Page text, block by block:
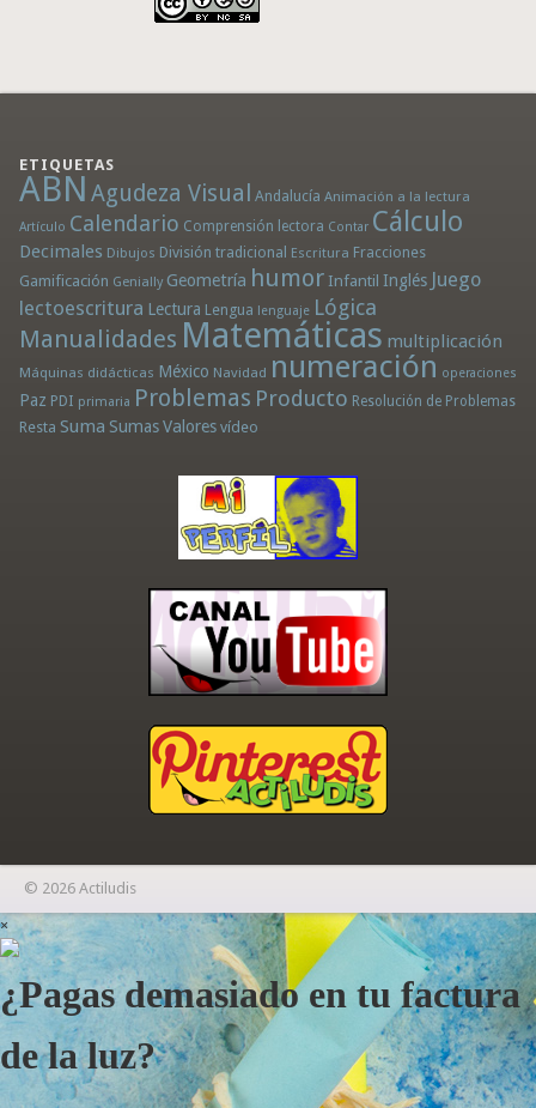
ETIQUETAS
ABN Agudeza Visual Andalucía Animación a la lectura
Artículo Calendario Comprensión lectora Contar Cálculo
Decimales Dibujos División tradicional Escritura Fracciones
Gamificación Genially Geometría humor Infantil Inglés Juego
lectoescritura Lectura Lengua lenguaje Lógica
Manualidades Matemáticas multiplicación
Máquinas didácticas México Navidad numeración operaciones
Paz PDI primaria Problemas Producto Resolución de Problemas
Resta Suma Sumas Valores vídeo
© 2026 Actiludis
×
¿Pagas demasiado en tu factura
de la luz?